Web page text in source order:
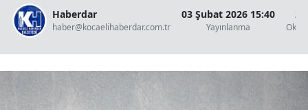
Haberdar
haber@kocaelihaberdar.com.tr
03 Şubat 2026 15:40
Yayınlanma
2